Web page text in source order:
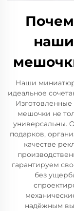
Наши
идеальное
Изготовленные
мешочки не
универсальны.
подарков,
качестве
гарантируем
без
надёжным